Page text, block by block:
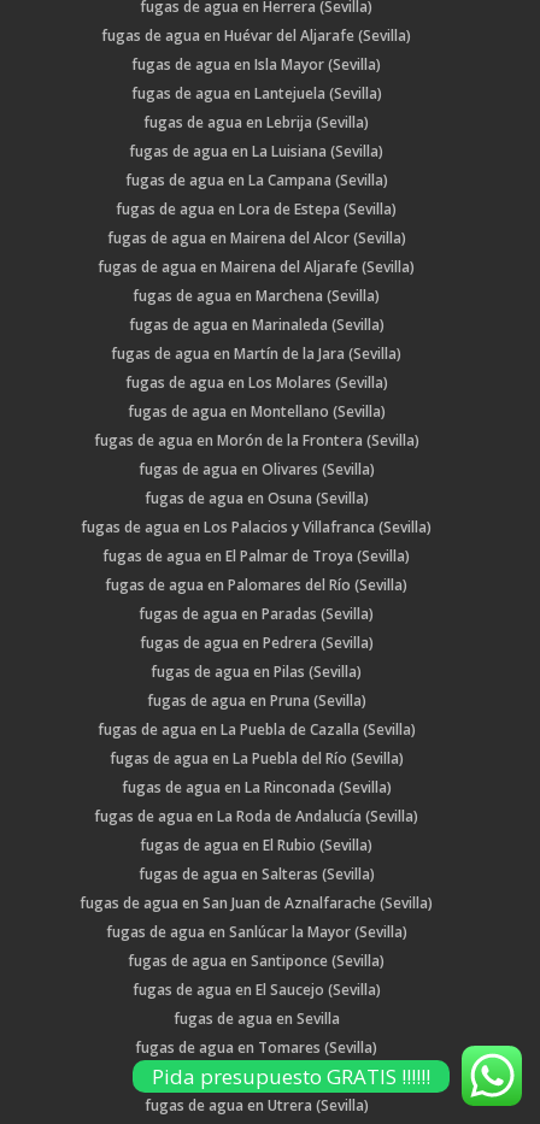
fugas de agua en Herrera (Sevilla)
fugas de agua en Huévar del Aljarafe (Sevilla)
fugas de agua en Isla Mayor (Sevilla)
fugas de agua en Lantejuela (Sevilla)
fugas de agua en Lebrija (Sevilla)
fugas de agua en La Luisiana (Sevilla)
fugas de agua en La Campana (Sevilla)
fugas de agua en Lora de Estepa (Sevilla)
fugas de agua en Mairena del Alcor (Sevilla)
fugas de agua en Mairena del Aljarafe (Sevilla)
fugas de agua en Marchena (Sevilla)
fugas de agua en Marinaleda (Sevilla)
fugas de agua en Martín de la Jara (Sevilla)
fugas de agua en Los Molares (Sevilla)
fugas de agua en Montellano (Sevilla)
fugas de agua en Morón de la Frontera (Sevilla)
fugas de agua en Olivares (Sevilla)
fugas de agua en Osuna (Sevilla)
fugas de agua en Los Palacios y Villafranca (Sevilla)
fugas de agua en El Palmar de Troya (Sevilla)
fugas de agua en Palomares del Río (Sevilla)
fugas de agua en Paradas (Sevilla)
fugas de agua en Pedrera (Sevilla)
fugas de agua en Pilas (Sevilla)
fugas de agua en Pruna (Sevilla)
fugas de agua en La Puebla de Cazalla (Sevilla)
fugas de agua en La Puebla del Río (Sevilla)
fugas de agua en La Rinconada (Sevilla)
fugas de agua en La Roda de Andalucía (Sevilla)
fugas de agua en El Rubio (Sevilla)
fugas de agua en Salteras (Sevilla)
fugas de agua en San Juan de Aznalfarache (Sevilla)
fugas de agua en Sanlúcar la Mayor (Sevilla)
fugas de agua en Santiponce (Sevilla)
fugas de agua en El Saucejo (Sevilla)
fugas de agua en Sevilla
fugas de agua en Tomares (Sevilla)
fugas de agua en Umbrete (Sevilla)
fugas de agua en Utrera (Sevilla)
Pida presupuesto GRATIS !!!!!!